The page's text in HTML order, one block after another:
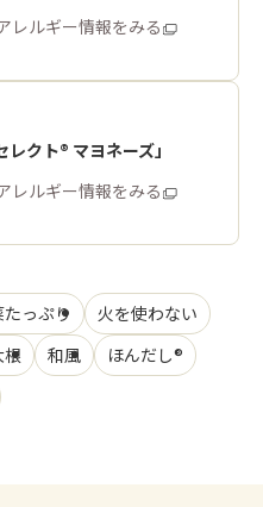
レルギー情報をみる
クト® マヨネーズ」
レルギー情報をみる
っぷり
火を使わない
根 和風
ほんだし®